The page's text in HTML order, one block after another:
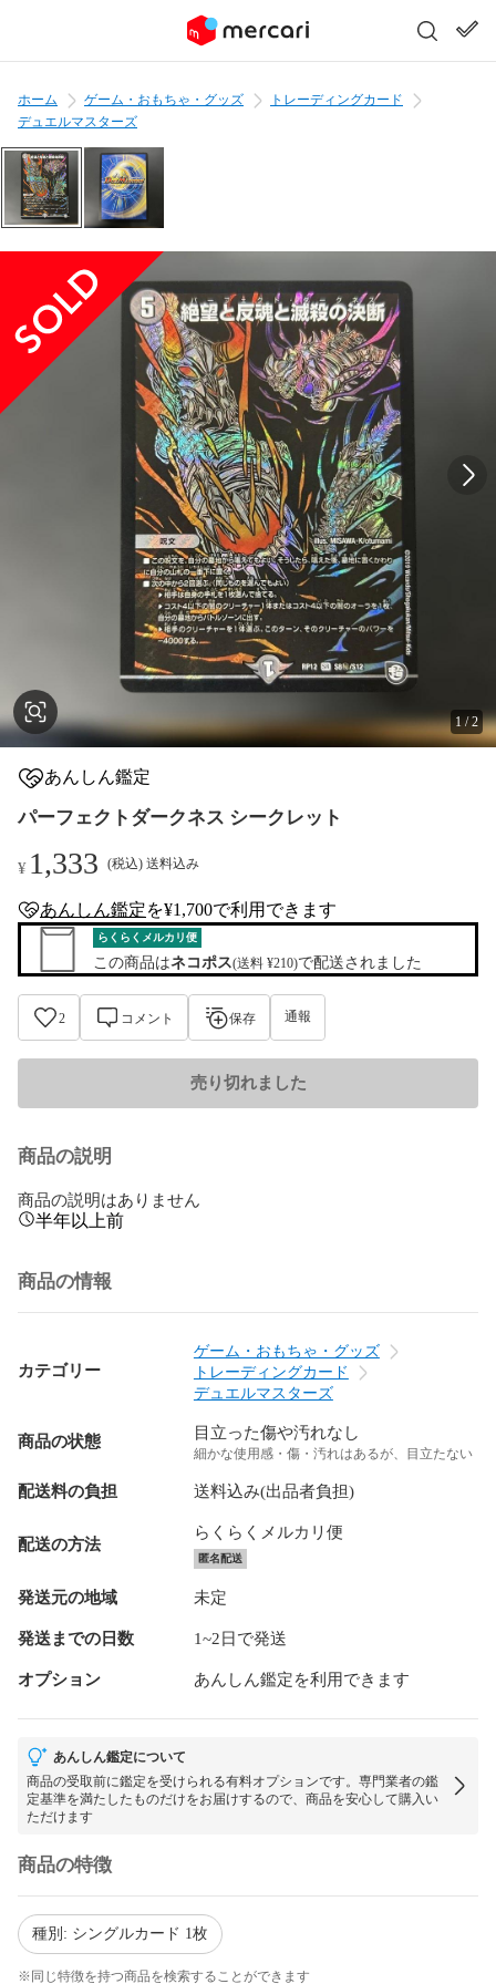
ホーム ゲーム・おもちゃ・グッズ
トレーディングカード
デュエルマスターズ
1/2
あんしん鑑定
パーフェクトダークネス シークレット
¥ 1,333 (税込) 送料込み
anshin-appraisal-tag
あんしん鑑定を¥1,700で利用できます
らくらくメルカリ便
この商品はネコポス(送料 ¥210)で配送されました
2 コメント 保存 通報
売り切れました
商品の説明
商品の説明はありません
半年以上前
商品の情報
カテゴリー
ゲーム・おもちゃ・グッズ
トレーディングカード
デュエルマスターズ
商品の状態 目立った傷や汚れなし
細かな使用感・傷・汚れはあるが、目立たない
配送料の負担 送料込み(出品者負担)
配送の方法
らくらくメルカリ便
匿名配送
発送元の地域 未定
発送までの日数 1~2日で発送
オプション あんしん鑑定を利用できます
あんしん鑑定について
商品の受取前に鑑定を受けられる有料オプションです。専門業者の鑑
定基準を満たしたものだけをお届けするので、商品を安心して購入い
ただけます
商品の特徴
種別: シングルカード 1枚
※同じ特徴を持つ商品を検索することができます